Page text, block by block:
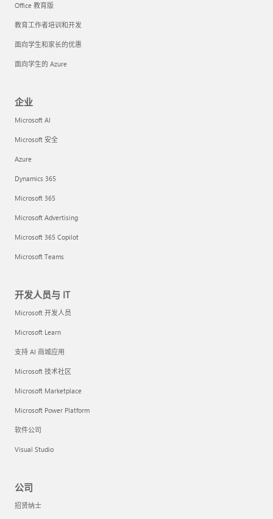
Office 教育版
教育工作者培训和开发
面向学生和家长的优惠
面向学生的 Azure
企业
Microsoft AI
Microsoft 安全
Azure
Dynamics 365
Microsoft 365
Microsoft Advertising
Microsoft 365 Copilot
Microsoft Teams
开发人员与 IT
Microsoft 开发人员
Microsoft Learn
支持 AI 商城应用
Microsoft 技术社区
Microsoft Marketplace
Microsoft Power Platform
软件公司
Visual Studio
公司
招贤纳士